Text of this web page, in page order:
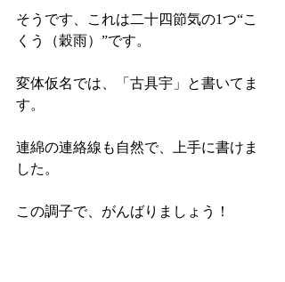
そうです、これは二十四節気の1つ“こ
くう（穀雨）”です。
変体仮名では、「古具宇」と書いてま
す。
連綿の連絡線も自然で、上手に書けま
した。
この調子で、がんばりましょう！